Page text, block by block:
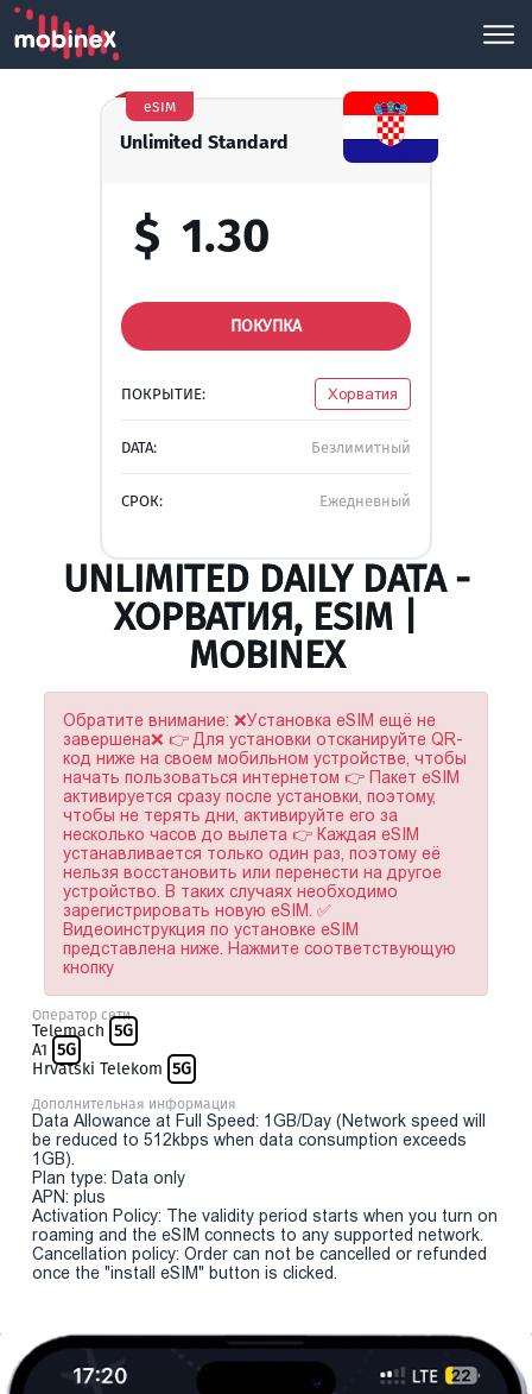
Unlimited Standard
eSIM
$ 1.30
ПОКУПКА
ПОКРЫТИЕ: Хорватия
DATA: Безлимитный
СРОК: Ежедневный
UNLIMITED DAILY DATA -
ХОРВАТИЯ, ESIM |
MOBINEX
Обратите внимание: ❌Установка eSIM ещё не
завершена❌ 👉 Для установки отсканируйте QR-
код ниже на своем мобильном устройстве, чтобы
начать пользоваться интернетом 👉 Пакет eSIM
активируется сразу после установки, поэтому,
чтобы не терять дни, активируйте его за
несколько часов до вылета 👉 Каждая eSIM
устанавливается только один раз, поэтому её
нельзя восстановить или перенести на другое
устройство. В таких случаях необходимо
зарегистрировать новую eSIM. ✅
Видеоинструкция по установке eSIM
представлена ниже. Нажмите соответствующую
кнопку
Оператор сети
Telemach 5G
A1 5G
Hrvatski Telekom 5G
Дополнительная информация
Data Allowance at Full Speed: 1GB/Day (Network speed will
be reduced to 512kbps when data consumption exceeds
1GB).
Plan type: Data only
APN: plus
Activation Policy: The validity period starts when you turn on
roaming and the eSIM connects to any supported network.
Cancellation policy: Order can not be cancelled or refunded
once the "install eSIM" button is clicked.